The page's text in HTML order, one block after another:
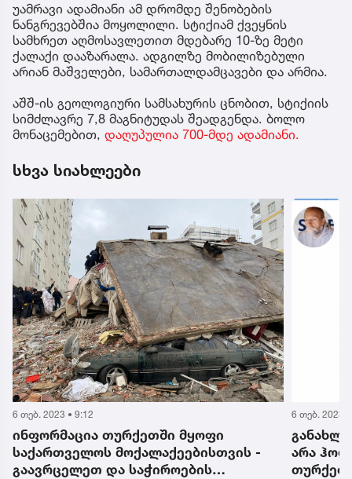
უამრავი ადამიანი ამ დრომდე შენობების
ნანგრევებშია მოყოლილი. სტიქიამ ქვეყნის
სამხრეთ აღმოსავლეთით მდებარე 10-ზე მეტი
ქალაქი დააზარალა. ადგილზე მობილიზებული
არიან მაშველები, სამართალდამცავები და არმია.
აშშ-ის გეოლოგიური სამსახურის ცნობით, სტიქიის
სიმძლავრე 7,8 მაგნიტუდას შეადგენდა. ბოლო
მონაცემებით, დაღუპულია 700-მდე ადამიანი.
სხვა სიახლეები
6 თებ. 2023 • 9:12
ინფორმაცია თურქეთში მყოფი
საქართველოს მოქალაქეებისთვის -
გაავრცელეთ და საჭიროების
6 თებ. 2023
არა